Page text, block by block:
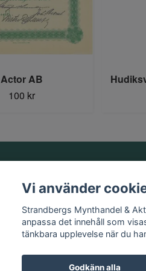
Actor AB
100 kr
Kontakt
Köpvillkor
Vi använder
Strandbergs Mynthandel &
anpassa det innehåll som
tänkbara upplevelse när du
Godkänn alla